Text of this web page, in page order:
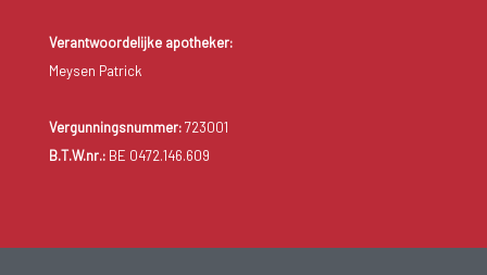
Verantwoordelijke apotheker:
Meysen Patrick
Vergunningsnummer:723001
B.T.W.nr.:BE 0472.146.609